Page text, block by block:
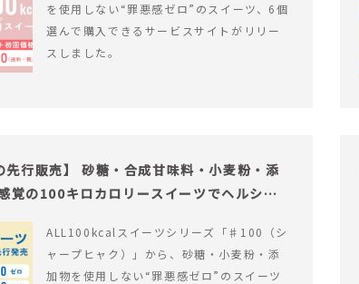
を使用しない“罪悪感ゼロ”のスイーツ、6個
選んで購入できるサービスサイトがリリー
スしました。
先行販売】 砂糖・合成甘味料・小麦粉・添
覚の100キロカロリースイーツでヘルシー
ALL100kcalスイーツシリーズ「♯100（シ
ャープヒャク）」から、砂糖・小麦粉・添
加物を使用しない“罪悪感ゼロ”のスイーツ